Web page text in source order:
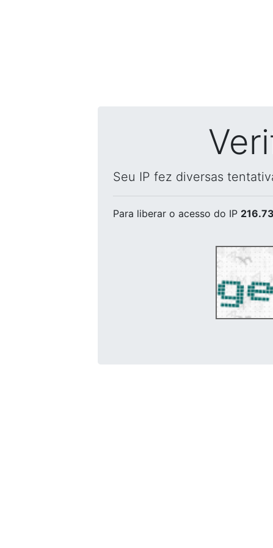
Seu IP fez diversas
Para liberar o acesso do IP